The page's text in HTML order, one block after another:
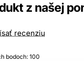
z našej
recenziu
bodoch: 100